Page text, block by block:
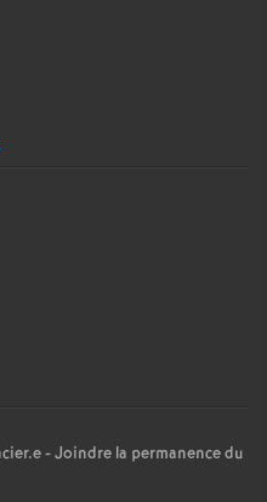
- Joindre la permanence du